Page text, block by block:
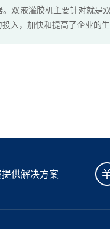
双液灌胶机主要针对就是
入，加快和提高了企业的
供解决方案